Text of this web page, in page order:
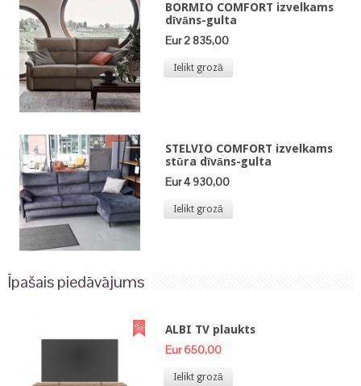
BORMIO COMFORT izvelkams
dīvāns-gulta
Eur 2 835,00
Ielikt grozā
STELVIO COMFORT izvelkams
stūra dīvāns-gulta
Eur 4 930,00
Ielikt grozā
Īpašais piedāvājums
ALBI TV plaukts
Eur 650,00
Ielikt grozā